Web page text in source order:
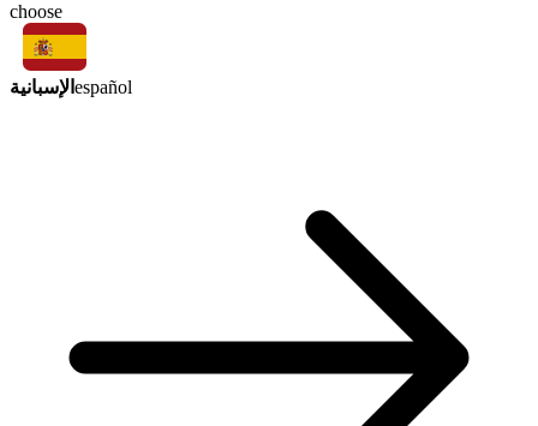
choose
الإسبانية español